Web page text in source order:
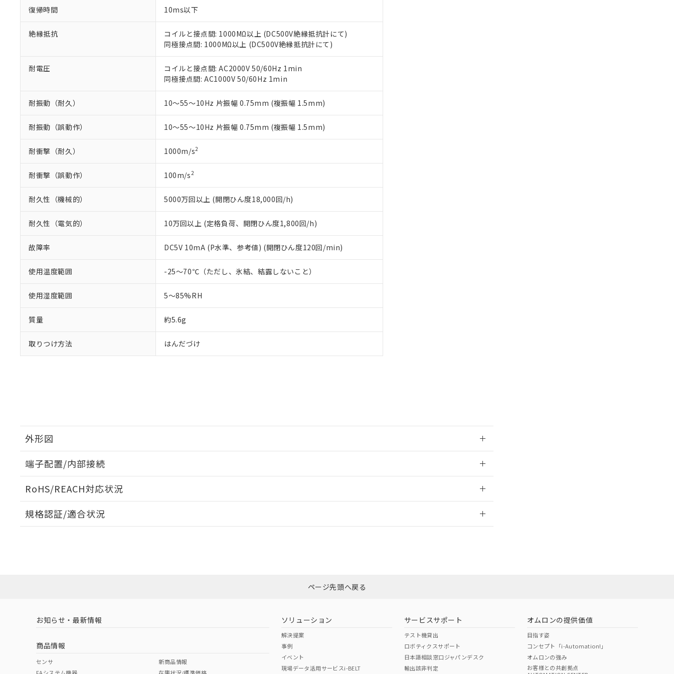
復帰時間 10ms以下
絶縁抵抗
コイルと接点間: 1000MΩ以上 (DC500V絶縁抵抗計にて)
同極接点間: 1000MΩ以上 (DC500V絶縁抵抗計にて)
耐電圧
コイルと接点間: AC2000V 50/60Hz 1min
同極接点間: AC1000V 50/60Hz 1min
耐振動（耐久） 10～55～10Hz 片振幅 0.75mm (複振幅 1.5mm)
耐振動（誤動作） 10～55～10Hz 片振幅 0.75mm (複振幅 1.5mm)
耐衝撃（耐久） 1000m/s2
耐衝撃（誤動作） 100m/s2
耐久性（機械的） 5000万回以上 (開閉ひん度18,000回/h)
耐久性（電気的） 10万回以上 (定格負荷、開閉ひん度1,800回/h)
故障率 DC5V 10mA (P水準、参考値) (開閉ひん度120回/min)
使用温度範囲 -25～70℃（ただし、氷結、結露しないこと）
使用湿度範囲 5～85%RH
質量 約5.6g
取りつけ方法 はんだづけ
外形図
取りつけ穴加工図
端子配置/内部接続
RoHS/REACH対応状況
EU RoHS 注意事項・凡例
ダウンロードはこちら
中国 RoHS 注意事項・凡例
中国 RoHS表
規格認証/適合状況
EU RoHS指令（10物質）の非含有証明書
51物質の非含有証明書（当社基準）
また、RoHS指令のフタル酸エステル類４物質の対応では、対応完了までの期間は出荷製品に未対応品が
混在することから備考欄に対応日を記載しておりました。
既に当社にて対応品への在庫切替を完了していることから、特段のことがない限り、2022年1月12日よ
り割愛しております。
ページ先頭へ戻る
お知らせ・最新情報
商品情報
センサ
新商品情報
ソリューション
解決提案
事例
イベント
現場データ活用サービスi-BELT
サービスサポート
テスト機貸出
ロボティクスサポート
日本語相談窓口ジャパンデスク
輸出該非判定
オムロンの提供価値
目指す姿
コンセプト「i-Automation!」
オムロンの強み
お客様との共創拠点